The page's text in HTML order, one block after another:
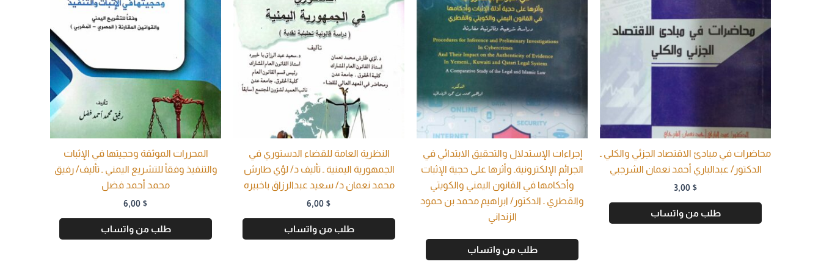
محاضرات في مبادئ الاقتصاد الجزئي والكلي ـ
الدكتور/ عبدالباري أحمد نعمان الشرجبي
3,00 $
طلب من واتساب
إجراءات الإستدلال والتحقيق الابتدائي في
الجرائم الإلكترونيةـ وأثرها على حجية الإثبات
وأحكامها في القانون اليمني والكويتي
والقطري ـ الدكتور/ ابراهيم محمد بن حمود
الزنداني
طلب من واتساب
النظرية العامة للقضاء الدستوري في
الجمهورية اليمنية ـ تأليف د/ لؤي طارش
محمد نعمان د/ سعيد عبدالرزاق باخبيره
6,00 $
طلب من واتساب
المحررات الموثقة وحجيتها في الإثبات
والتنفيذ وفقاً للتشريع اليمني ـ تأليف/ رفيق
محمد أحمد فضل
6,00 $
طلب من واتساب